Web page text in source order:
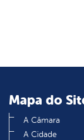
Mapa do
A Câmara
A Cidade